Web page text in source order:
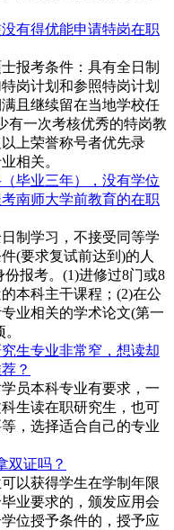
有得优能申请特岗在职
报考条件：具有全日制
岗计划和参照特岗计划
且继续留在当地学校任
有一次考核优秀的特岗教
上荣誉称号者优先录
相关。
毕业三年），没有学位
南师大学前教育的在职
制学习，不接受同等学
(要求复试前达到)的人
报考。(1)进修过8门或8
本科主干课程；(2)在公
业相关的学术论文(第一
生专业非常窄，想读却
？
员本科专业有要求，一
生读在职研究生，也可
，选择适合自己的专业
双证吗？
以获得学生在学制年限
业要求的，颁发应用会
位授予条件的，授予应